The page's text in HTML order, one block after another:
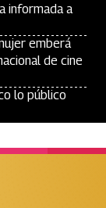
informada a
emberá
de cine
lo público